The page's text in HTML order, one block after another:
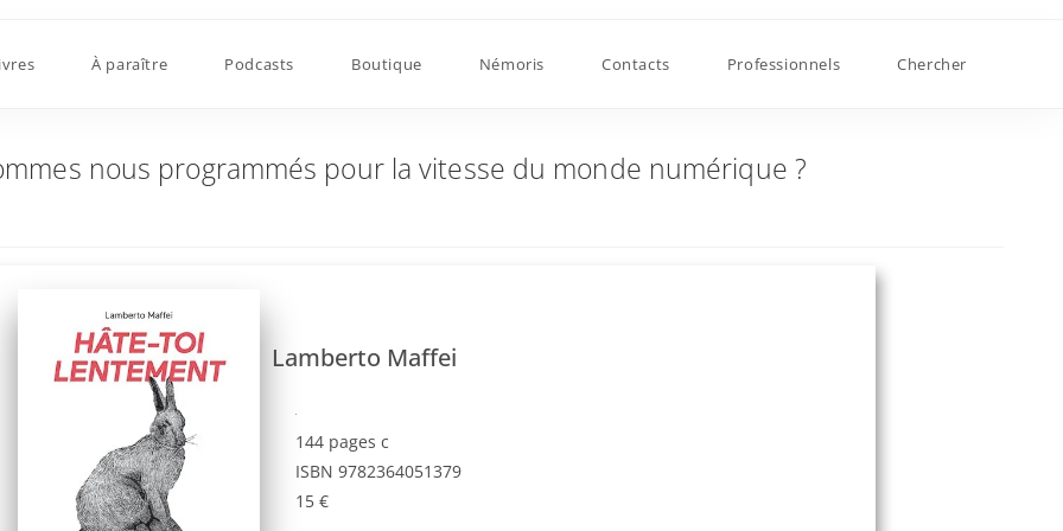
À paraître Podcasts Boutique Némoris Contacts Professionnels Chercher
nous programmés pour la vitesse du monde numérique ?
Lamberto Maffei
144 pages c
ISBN 9782364051379
15 €